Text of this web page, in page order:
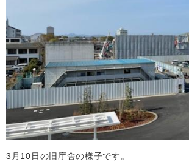
3月10日の旧庁舎の様子です。